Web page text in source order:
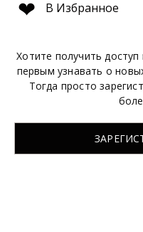
❤ В Избранное
Хотите получить доступ
первым узнавать о
Тогда просто